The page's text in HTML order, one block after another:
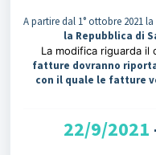
A partire dal 1° ottobre 2021 la
la Repubblica di
La modifica riguarda
fatture dovranno
con il quale le fatture
22/9/2021